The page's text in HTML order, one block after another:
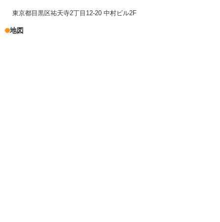
東京都目黒区祐天寺2丁目12-20 中村ビル2F
地図